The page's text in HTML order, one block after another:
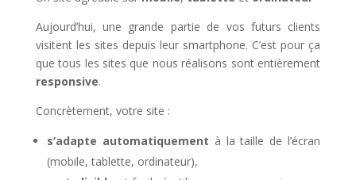
Aujourd’hui, une grande partie de vos futurs clients
visitent les sites depuis leur smartphone. C’est pour ça
que tous les sites que nous réalisons sont entièrement
responsive.
Concrètement, votre site :
s’adapte automatiquement à la taille de l’écran
(mobile, tablette, ordinateur),